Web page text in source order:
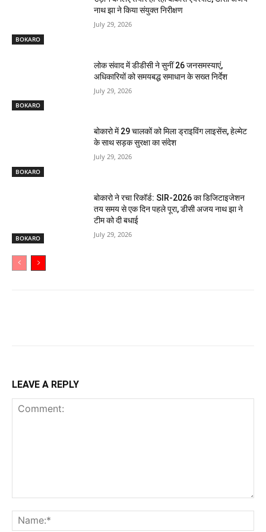
BOKARO
नाथ झा ने किया संयुक्त निरीक्षण
July 29, 2026
BOKARO
लोक संवाद में डीडीसी ने सुनीं 26 जनसमस्याएं,
अधिकारियों को समयबद्ध समाधान के सख्त निर्देश
July 29, 2026
BOKARO
बोकारो में 29 चालकों को मिला ड्राइविंग लाइसेंस, हेल्मेट
के साथ सड़क सुरक्षा का संदेश
July 29, 2026
BOKARO
बोकारो ने रचा रिकॉर्ड: SIR-2026 का डिजिटाइजेशन
तय समय से एक दिन पहले पूरा, डीसी अजय नाथ झा ने
टीम को दी बधाई
July 29, 2026
LEAVE A REPLY